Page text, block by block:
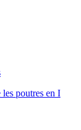
poutres en I